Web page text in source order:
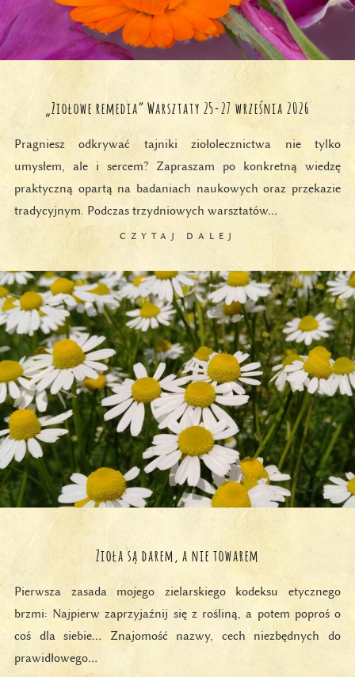
„Ziołowe remedia” Warsztaty 25-27 września 2026
Pragniesz odkrywać tajniki ziołolecznictwa nie tylko
umysłem, ale i sercem? Zapraszam po konkretną wiedzę
praktyczną opartą na badaniach naukowych oraz przekazie
tradycyjnym. Podczas trzydniowych warsztatów…
CZYTAJ DALEJ
Zioła są darem, a nie towarem
Pierwsza zasada mojego zielarskiego kodeksu etycznego
brzmi: Najpierw zaprzyjaźnij się z rośliną, a potem poproś o
coś dla siebie… Znajomość nazwy, cech niezbędnych do
prawidłowego…